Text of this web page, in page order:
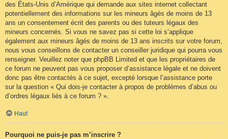
des États-Unis d’Amérique qui demande aux sites internet collectant
potentiellement des informations sur les mineurs âgés de moins de 13
ans un consentement écrit des parents ou des tuteurs légaux des
mineurs concernés. Si vous ne savez pas si cette loi s’applique
également aux mineurs âgés de moins de 13 ans inscrits sur votre forum,
nous vous conseillons de contacter un conseiller juridique qui pourra vous
renseigner. Veuillez noter que phpBB Limited et que les propriétaires de
ce forum ne peuvent pas vous proposer d’assistance légale et ne doivent
donc pas être contactés à ce sujet, excepté lorsque l’assistance porte
sur la question « Qui dois-je contacter à propos de problèmes d’abus ou
d’ordres légaux liés à ce forum ? ».
Haut
Pourquoi ne puis-je pas m’inscrire ?